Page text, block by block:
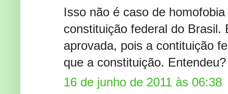
Isso não é caso de
constituição federal do
aprovada, pois a contituição
que a constituição. Entendeu?
16 de junho de 2011 às 06:38